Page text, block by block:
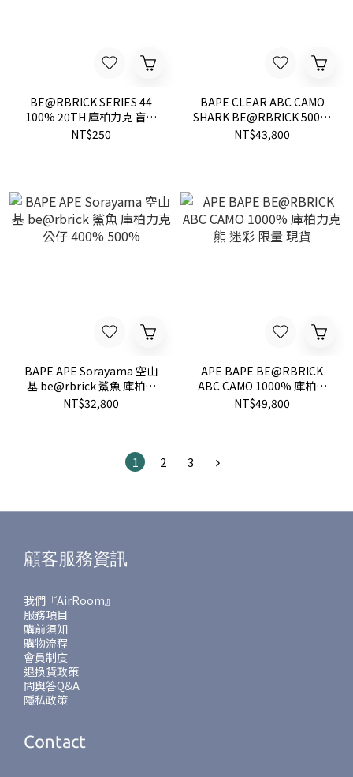
BE@RBRICK SERIES 44
100% 20TH 庫柏力克 盲盒
抽選 FDMTL 現貨 盲抽
NT$250
BAPE CLEAR ABC CAMO
SHARK BE@RBRICK 500%
庫柏力克 一套現貨 400% +
NT$43,800
BAPE APE Sorayama 空山
基 be@rbrick 鯊魚 庫柏力
克 公仔 400% 500%
NT$32,800
APE BAPE BE@RBRICK
ABC CAMO 1000% 庫柏力
克熊 迷彩 限量 現貨
NT$49,800
1 2 3
顧客服務資訊
我們『AirRoom』
服務項目
購前須知
購物流程
會員制度
退換貨政策
問與答Q&A
隱私政策
Contact